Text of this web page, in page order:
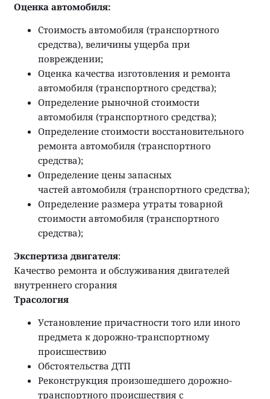
Оценка автомобиля:
Стоимость автомобиля (транспортного
средства), величины ущерба при
повреждении;
Оценка качества изготовления и ремонта
автомобиля (транспортного средства);
Определение рыночной стоимости
автомобиля (транспортного средства);
Определение стоимости восстановительного
ремонта автомобиля (транспортного
средства);
Определение цены запасных
частей автомобиля (транспортного средства);
Определение размера утраты товарной
стоимости автомобиля (транспортного
средства);
Экспертиза двигателя:
Качество ремонта и обслуживания двигателей
внутреннего сгорания
Трасология
Установление причастности того или иного
предмета к дорожно-транспортному
происшествию
Обстоятельства ДТП
Реконструкция произошедшего дорожно-
транспортного происшествия с